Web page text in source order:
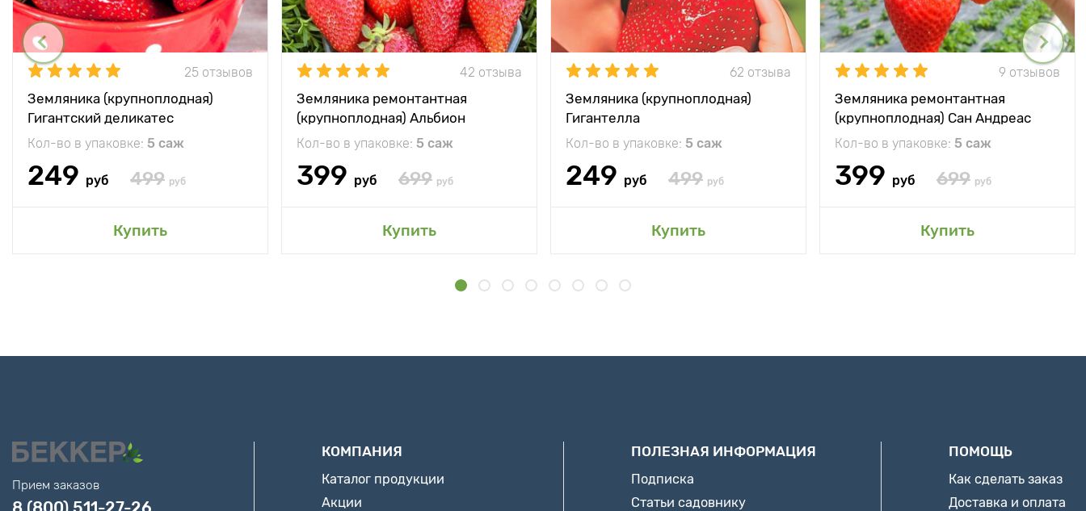
25 отзывов
Земляника (крупноплодная)
Гигантский деликатес
Кол-во в упаковке: 5 саж
249 руб 499 руб
Купить
42 отзыва
Земляника ремонтантная
(крупноплодная) Альбион
Кол-во в упаковке: 5 саж
399 руб 699 руб
Купить
62 отзыва
Земляника (крупноплодная)
Гигантелла
Кол-во в упаковке: 5 саж
249 руб 499 руб
Купить
9 отзывов
Земляника ремонтантная
(крупноплодная) Сан Андреас
Кол-во в упаковке: 5 саж
399 руб 699 руб
Купить
Прием заказов
КОМПАНИЯ
Каталог продукции
Акции
ПОЛЕЗНАЯ ИНФОРМАЦИЯ
Подписка
Статьи садовнику
ПОМОЩЬ
Как сделать заказ
Доставка и оплата